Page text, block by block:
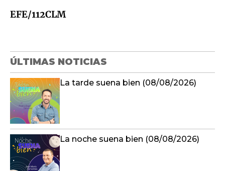
EFE/112CLM
ÚLTIMAS NOTICIAS
La tarde suena bien (08/08/2026)
La noche suena bien (08/08/2026)